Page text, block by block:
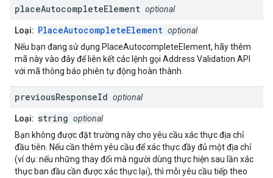
placeAutocompleteElement optional
Loại: PlaceAutocompleteElement optional
Nếu bạn đang sử dụng PlaceAutocompleteElement, hãy thêm
mã này vào đây để liên kết các lệnh gọi Address Validation API
với mã thông báo phiên tự động hoàn thành.
previousResponseId optional
Loại: string optional
Bạn không được đặt trường này cho yêu cầu xác thực địa chỉ
đầu tiên. Nếu cần thêm yêu cầu để xác thực đầy đủ một địa chỉ
(ví dụ: nếu những thay đổi mà người dùng thực hiện sau lần xác
thực ban đầu cần được xác thực lại), thì mỗi yêu cầu tiếp theo